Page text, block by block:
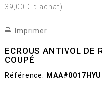
39,00 € d'achat)
Imprimer
ECROUS ANTIVOL DE
COUPÉ
Référence: MAA#0017HYU